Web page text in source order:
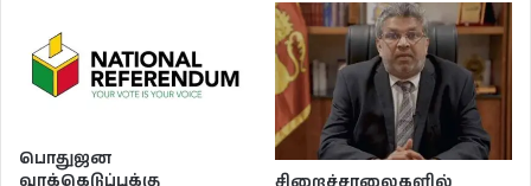
பொதுஜன
வாக்கெடுப்புக்கு